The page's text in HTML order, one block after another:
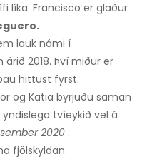
líka. Francisco er glaður
lauk námi í
2018. Því miður er
hittust fyrst.
og Katia byrjuðu saman
tvíeykið vel á
2020 .
fjölskyldan